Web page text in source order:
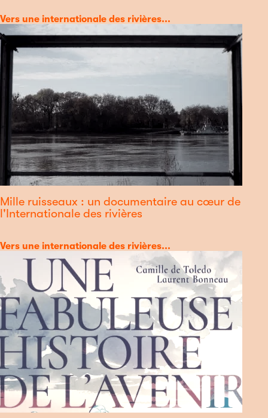
Catégorie
Vers une internationale des rivières...
Mille ruisseaux : un documentaire au cœur de
l'Internationale des rivières
Catégorie
Vers une internationale des rivières...